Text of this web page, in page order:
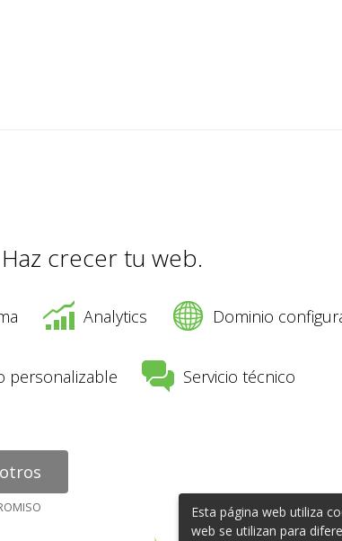
Haz crecer tu web.
Analytics Dominio
personalizable Servicio técnico
Esta página web utiliza
web se utilizan para